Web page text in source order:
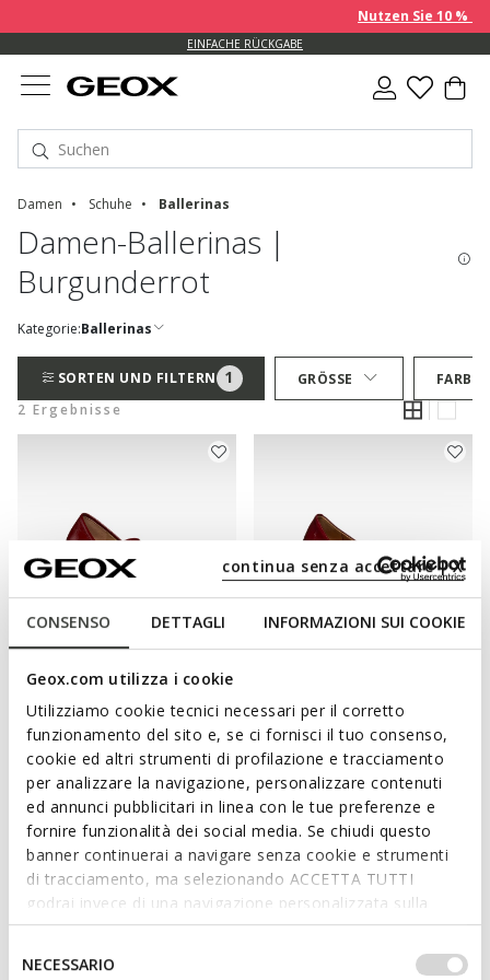
CONSENSO DETTAGLI INFORMAZIONI SUI COOKIE
Geox.com utilizza i cookie
Utilizziamo cookie tecnici necessari per il corretto
funzionamento del sito e, se ci fornisci il tuo consenso,
cookie ed altri strumenti di profilazione e tracciamento
per analizzare la navigazione, personalizzare contenuti
ed annunci pubblicitari in linea con le tue preferenze e
fornire funzionalità dei social media. Se chiudi questo
banner continuerai a navigare senza cookie e strumenti
di tracciamento, ma selezionando ACCETTA TUTTI
godrai invece di una navigazione personalizzata sulla
base dei tuoi gusti ed interessi. Selezionando
IMPOSTAZIONI potrai anche scegliere quali cookies ed
altri strumenti di tracciamento autorizzare. Per maggiori
NECESSARIO
continua senza accettare | X
Nutzen Sie 10 %
EINFACHE RÜCKGABE
Damen Schuhe Ballerinas
Damen-Ballerinas |
Burgunderrot
Kategorie:Ballerinas
SORTEN UND FILTERN 1 GRÖSSE
FARBE
2 Ergebnisse
NEW IN
Ballerinas mit Riemchen
CHF135,00
2 FARBEN
Lederballerinas mit Riemchen
CHF115,00
1 FARBE
DIE BEQUEME UND SCHICKE ALTERNATIVE
ZU SCHUHEN MIT ABSATZ
Schuhe mit Absatz betonen die Silhouette, können auch sehr
einfache Kombinationen aufwerten und fügen den Outfits eine